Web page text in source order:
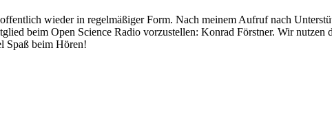
wieder in regelmäßiger Form. Nach meinem Aufruf nach
beim Open Science Radio vorzustellen: Konrad Förstner. Wir nutzen
Spaß beim Hören!